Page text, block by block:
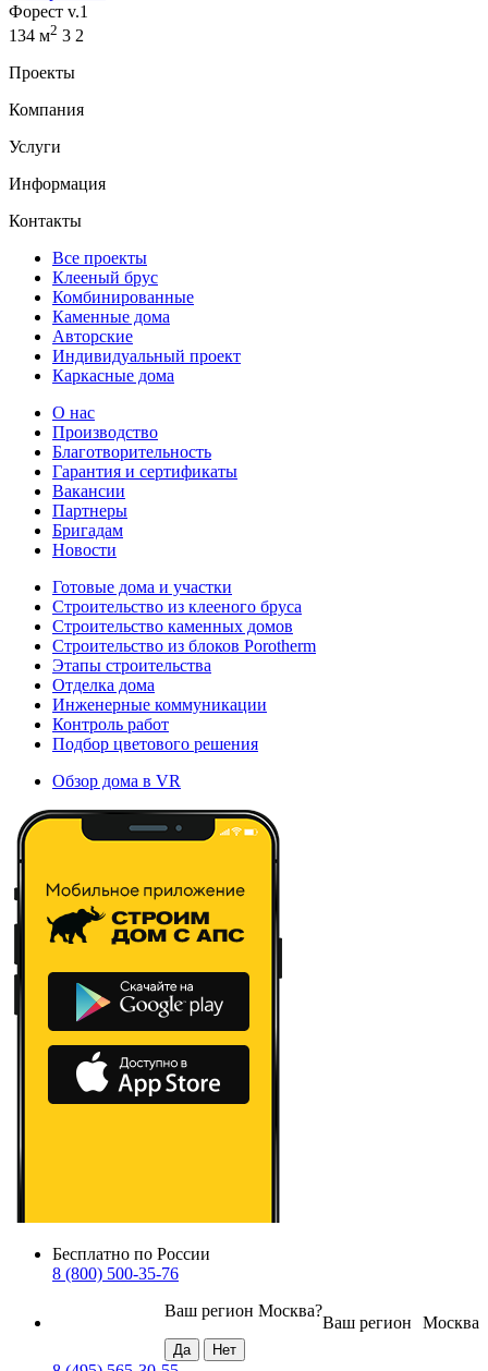
Форест v.1
134 м2 3 2
Проекты
Компания
Услуги
Информация
Контакты
Все проекты
Клееный брус
Комбинированные
Каменные дома
Авторские
Индивидуальный проект
Каркасные дома
О нас
Производство
Благотворительность
Гарантия и сертификаты
Вакансии
Партнеры
Бригадам
Новости
Готовые дома и участки
Строительство из клееного бруса
Строительство каменных домов
Строительство из блоков Porotherm
Этапы строительства
Отделка дома
Инженерные коммуникации
Контроль работ
Подбор цветового решения
Обзор дома в VR
Бесплатно по России
8 (800) 500-35-76
Москва
Ваш регион
Ваш регион Москва?